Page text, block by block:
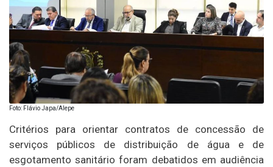
Foto: Flávio Japa/Alepe
Critérios para orientar contratos de concessão de
serviços públicos de distribuição de água e de
esgotamento sanitário foram debatidos em audiência